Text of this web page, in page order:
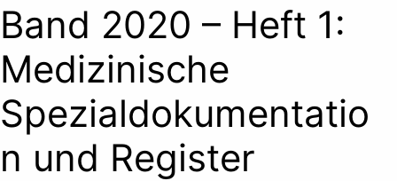
Band 2020 – Heft 1:
Medizinische
Spezialdokumentatio
n und Register